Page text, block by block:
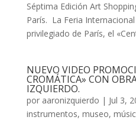
Séptima Edición Art
París. La Feria
privilegiado de París, el
NUEVO VIDEO
CROMÁTICA» CON
IZQUIERDO.
por aaronizquierdo | Jul 3,
instrumentos, museo,